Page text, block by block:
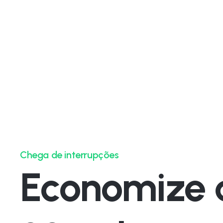
Chega de interrupções
Economize